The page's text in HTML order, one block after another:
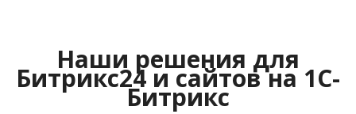
Наши решения для
Битрикс24 и сайтов на 1С-
Битрикс